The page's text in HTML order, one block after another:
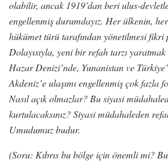
olabilir, ancak 1919’dan beri ulus-
engellenmiş durumdayız. Her ülkenin,
hükümet türü tarafından yönetilmesi fikri
Dolayısıyla, yeni bir refah tarzı
Hazar Denizi’nde, Yunanistan ve
Akdeniz’e ulaşımı engellenmiş çok fazla
Nasıl açık olmazlar? Bu siyasi
kurtulacaksınız? Siyasi müdahaleden
Umudumuz budur.
(Soru: Kıbrıs bu bölge için önemli mi?